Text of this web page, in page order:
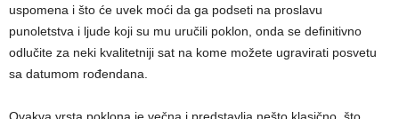
uspomena i što će uvek moći da ga podseti na proslavu
punoletstva i ljude koji su mu uručili poklon, onda se definitivno
odlučite za neki kvalitetniji sat na kome možete ugravirati posvetu
sa datumom rođendana.